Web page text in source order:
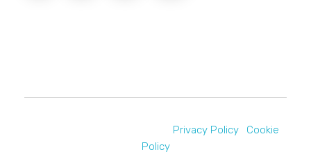
Privacy Policy| Cookie
Policy